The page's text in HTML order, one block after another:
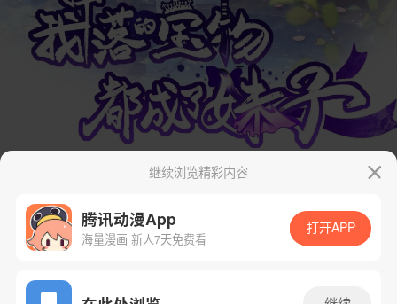
App免费看
继续浏览精彩内容
腾讯动漫App
海量漫画 新人7天免费看
打开APP